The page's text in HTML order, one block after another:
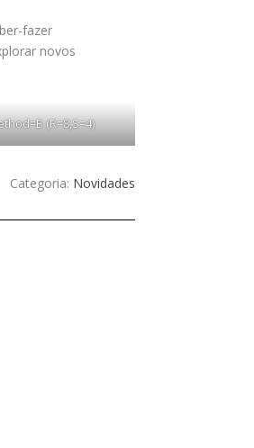
fazer
novos
(R=8,S=4)
Categoria: Novidades